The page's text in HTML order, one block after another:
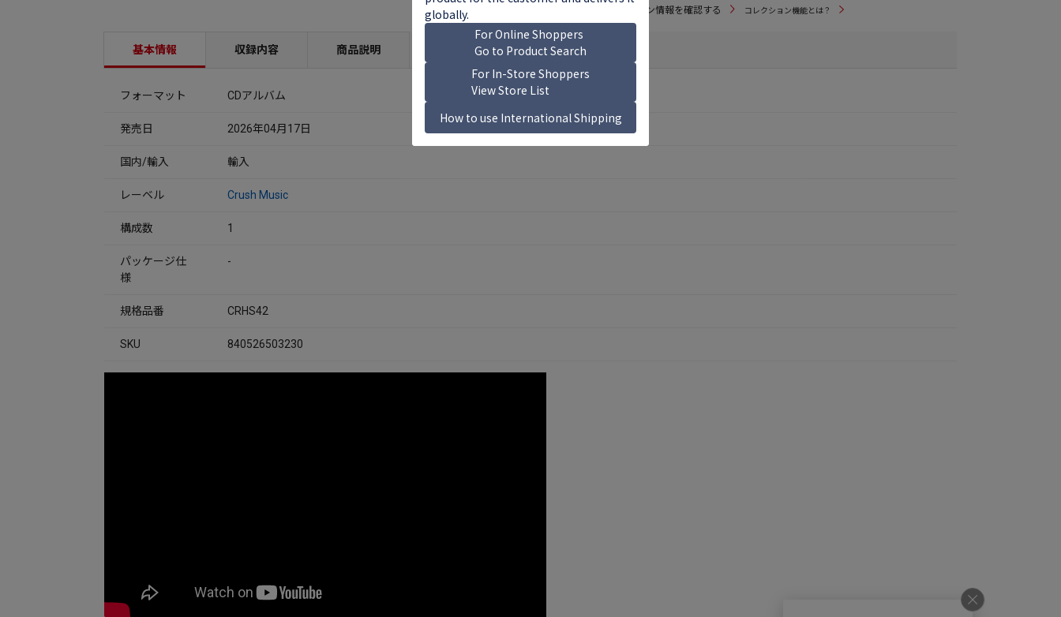
欲しい物リスト登録者
11 人 (公開：1人
コレクション登録者
この商品のコレクション情報を確認する コレクション機能とは？
基本情報 収録内容 商品説明
フォーマット CDアルバム
発売日 2026年04月17日
国内/輸入 輸入
レーベル Crush Music
構成数 1
パッケージ仕
様
-
規格品番 CRHS42
SKU 840526503230